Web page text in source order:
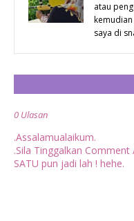
atau
saya di
0 Ulasan
.Assalamualaikum.
.Sila Tinggalkan Comment
SATU pun jadi lah ! hehe.